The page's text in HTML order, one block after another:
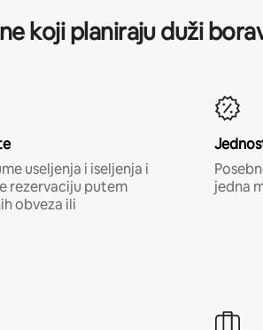
koji planiraju duži
useljenja i iseljenja i
rezervaciju putem
obveza ili
jedna